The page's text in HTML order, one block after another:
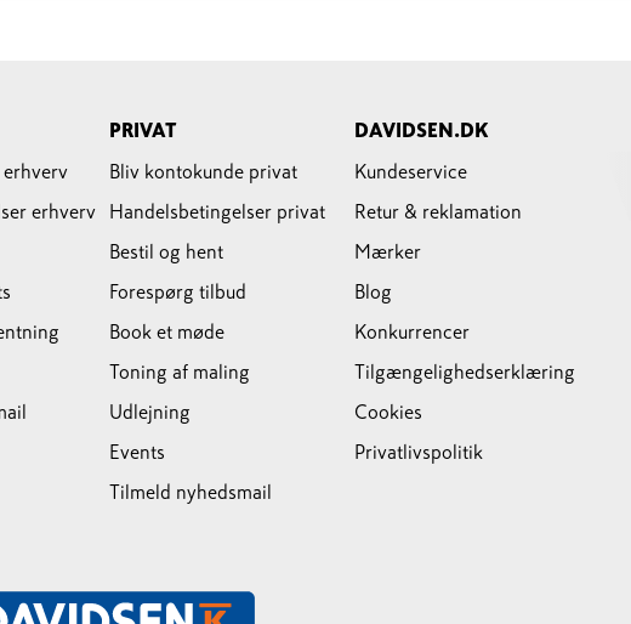
erhverv
erhverv
PRIVAT
Bliv kontokunde privat
Handelsbetingelser privat
Bestil og hent
Forespørg tilbud
Book et møde
Toning af maling
Udlejning
Events
Tilmeld nyhedsmail
DAVIDSEN.DK
Kundeservice
Retur & reklamation
Mærker
Blog
Konkurrencer
Tilgængelighedserklæring
Cookies
Privatlivspolitik